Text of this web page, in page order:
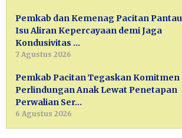
Pemkab dan Kemenag Pacitan Pantau
Isu Aliran Kepercayaan demi Jaga
Kondusivitas …
7 Agustus 2026
Pemkab Pacitan Tegaskan Komitmen
Perlindungan Anak Lewat Penetapan
Perwalian Ser…
6 Agustus 2026